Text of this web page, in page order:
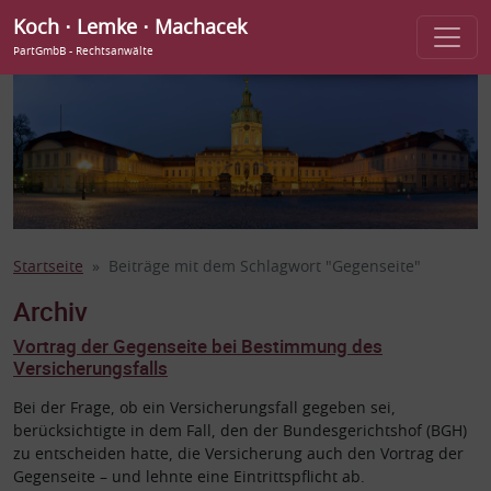
Koch ⋅ Lemke ⋅ Machacek
PartGmbB - Rechtsanwälte
Startseite Beiträge mit dem Schlagwort "Gegenseite"
Archiv
Vortrag der Gegenseite bei Bestimmung des
Versicherungsfalls
Bei der Frage, ob ein Versicherungsfall gegeben sei,
berücksichtigte in dem Fall, den der Bundesgerichtshof (BGH)
zu entscheiden hatte, die Versicherung auch den Vortrag der
Gegenseite – und lehnte eine Eintrittspflicht ab.